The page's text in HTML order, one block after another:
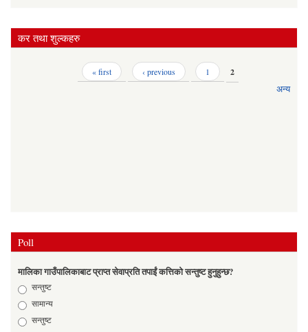
कर तथा शुल्कहरु
« first ‹ previous 1
2
अन्य
Poll
मालिका गाउँपालिकाबाट प्राप्त सेवाप्रति तपाईं कत्तिको सन्तुष्ट हुनुहुन्छ?
Choices
सन्तुष्ट
सामान्य
सन्तुष्ट